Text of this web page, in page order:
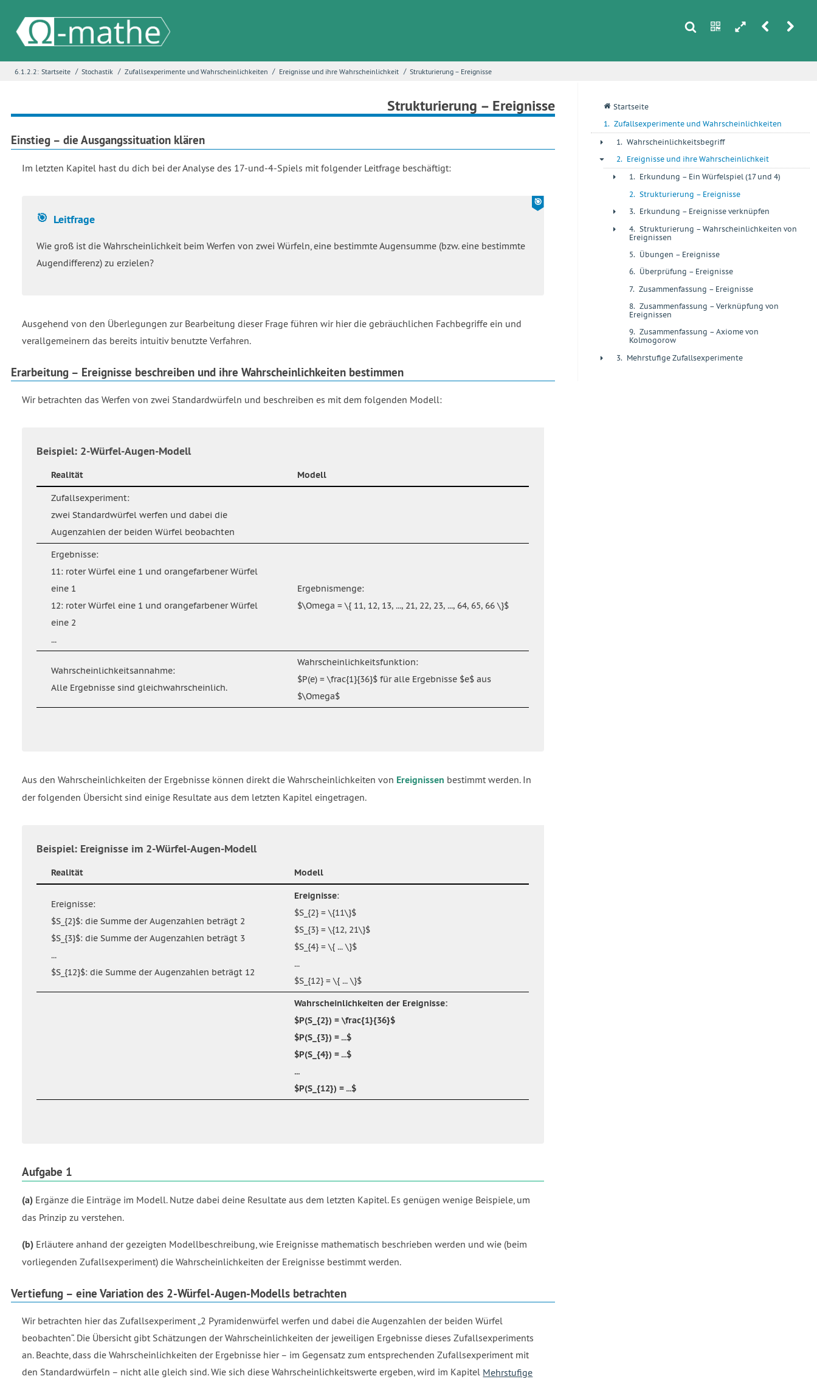
s n h r u
6.1.2.2: Startseite / Stochastik / Zufallsexperimente und Wahrscheinlichkeiten / Ereignisse und ihre Wahrscheinlichkeit / Strukturierung – Ereignisse
Strukturierung – Ereignisse
Einstieg – die Ausgangssituation klären
Im letzten Kapitel hast du dich bei der Analyse des 17-und-4-Spiels mit folgender Leitfrage beschäftigt:
Leitfrage
Wie groß ist die Wahrscheinlichkeit beim Werfen von zwei Würfeln, eine bestimmte Augensumme (bzw. eine bestimmte
Augendifferenz) zu erzielen?
Ausgehend von den Überlegungen zur Bearbeitung dieser Frage führen wir hier die gebräuchlichen Fachbegriffe ein und
verallgemeinern das bereits intuitiv benutzte Verfahren.
Erarbeitung – Ereignisse beschreiben und ihre Wahrscheinlichkeiten bestimmen
Wir betrachten das Werfen von zwei Standardwürfeln und beschreiben es mit dem folgenden Modell:
Beispiel: 2-Würfel-Augen-Modell
Realität Modell
Zufallsexperiment:
zwei Standardwürfel werfen und dabei die
Augenzahlen der beiden Würfel beobachten
Ergebnisse:
11: roter Würfel eine 1 und orangefarbener Würfel
eine 1
12: roter Würfel eine 1 und orangefarbener Würfel
eine 2
...
Ergebnismenge:
$\Omega = \{ 11, 12, 13, ..., 21, 22, 23, ..., 64, 65, 66 \}$
Wahrscheinlichkeitsannahme:
Alle Ergebnisse sind gleichwahrscheinlich.
Wahrscheinlichkeitsfunktion:
$P(e) = \frac{1}{36}$ für alle Ergebnisse $e$ aus
$\Omega$
Aus den Wahrscheinlichkeiten der Ergebnisse können direkt die Wahrscheinlichkeiten von Ereignissen bestimmt werden. In
der folgenden Übersicht sind einige Resultate aus dem letzten Kapitel eingetragen.
Beispiel: Ereignisse im 2-Würfel-Augen-Modell
Realität Modell
Ereignisse:
$S_{2}$: die Summe der Augenzahlen beträgt 2
$S_{3}$: die Summe der Augenzahlen beträgt 3
...
$S_{12}$: die Summe der Augenzahlen beträgt 12
Ereignisse:
$S_{2} = \{11\}$
$S_{3} = \{12, 21\}$
$S_{4} = \{ ... \}$
...
$S_{12} = \{ ... \}$
Wahrscheinlichkeiten der Ereignisse:
$P(S_{2}) = \frac{1}{36}$
$P(S_{3}) = ...$
$P(S_{4}) = ...$
...
$P(S_{12}) = ...$
Aufgabe 1
(a) Ergänze die Einträge im Modell. Nutze dabei deine Resultate aus dem letzten Kapitel. Es genügen wenige Beispiele, um
das Prinzip zu verstehen.
(b) Erläutere anhand der gezeigten Modellbeschreibung, wie Ereignisse mathematisch beschrieben werden und wie (beim
vorliegenden Zufallsexperiment) die Wahrscheinlichkeiten der Ereignisse bestimmt werden.
Vertiefung – eine Variation des 2-Würfel-Augen-Modells betrachten
Wir betrachten hier das Zufallsexperiment „2 Pyramidenwürfel werfen und dabei die Augenzahlen der beiden Würfel
beobachten“. Die Übersicht gibt Schätzungen der Wahrscheinlichkeiten der jeweiligen Ergebnisse dieses Zufallsexperiments
an. Beachte, dass die Wahrscheinlichkeiten der Ergebnisse hier – im Gegensatz zum entsprechenden Zufallsexperiment mit
den Standardwürfeln – nicht alle gleich sind. Wie sich diese Wahrscheinlichkeitswerte ergeben, wird im Kapitel Mehrstufige
q Startseite
1. Zufallsexperimente und Wahrscheinlichkeiten
+ 1. Wahrscheinlichkeitsbegriff
- 2. Ereignisse und ihre Wahrscheinlichkeit
+ 1. Erkundung – Ein Würfelspiel (17 und 4)
2. Strukturierung – Ereignisse
+ 3. Erkundung – Ereignisse verknüpfen
+ 4. Strukturierung – Wahrscheinlichkeiten von
Ereignissen
5. Übungen – Ereignisse
6. Überprüfung – Ereignisse
7. Zusammenfassung – Ereignisse
8. Zusammenfassung – Verknüpfung von
Ereignissen
9. Zusammenfassung – Axiome von
Kolmogorow
+ 3. Mehrstufige Zufallsexperimente
E-Mail*